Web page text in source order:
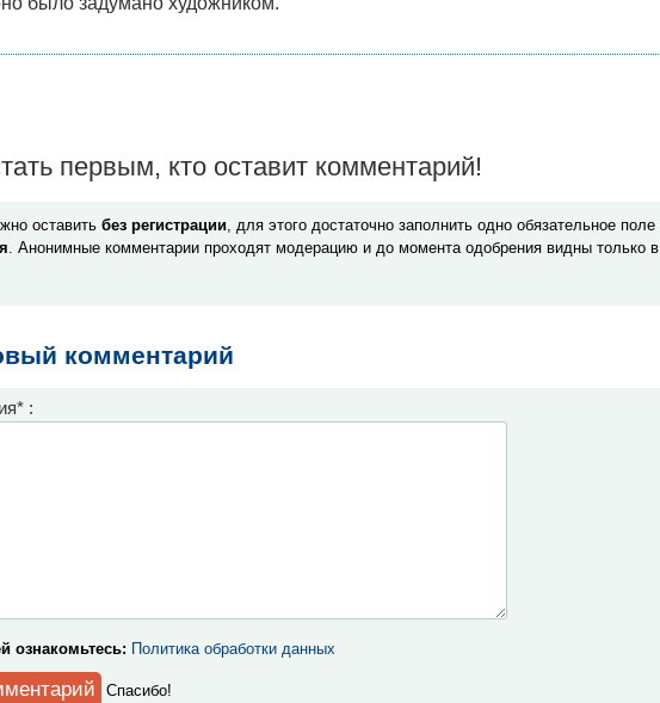
первым, кто оставит комментарий!
оставить без регистрации, для этого достаточно заполнить одно обязательное поле
. Анонимные комментарии проходят модерацию и до момента одобрения видны только в
комментарий
:
ознакомьтесь: Политика обработки данных
Спaсибо!